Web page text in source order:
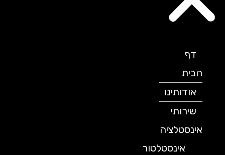
הבית
אודותינו
שירותי
אינסטלציה
אינסטלטור